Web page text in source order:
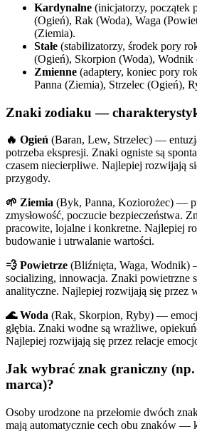
Kardynalne (inicjatorzy, początek
(Ogień), Rak (Woda), Waga
(Ziemia).
Stałe (stabilizatorzy, środek pory
(Ogień), Skorpion (Woda), Wodnik
Zmienne (adaptery, koniec pory
Panna (Ziemia), Strzelec (Ogień),
Znaki zodiaku —
🔥 Ogień (Baran, Lew, Strzelec) —
potrzeba ekspresji. Znaki ogniste są
czasem niecierpliwe. Najlepiej rozwijają
przygody.
🌱 Ziemia (Byk, Panna, Koziorożec) —
zmysłowość, poczucie bezpieczeństwa.
pracowite, lojalne i konkretne. Najlepiej
budowanie i utrwalanie wartości.
💨 Powietrze (Bliźnięta, Waga, Wodnik)
socializing, innowacja. Znaki powietrzne
analityczne. Najlepiej rozwijają się przez
🌊 Woda (Rak, Skorpion, Ryby) —
głębia. Znaki wodne są wrażliwe,
Najlepiej rozwijają się przez relacje
Jak wybrać znak graniczny (np.
marca)?
Osoby urodzone na przełomie dwóch
mają automatycznie cech obu znaków —